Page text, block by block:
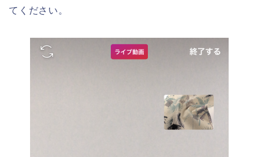
てください。